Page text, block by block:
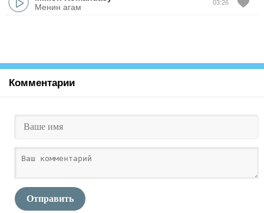
Менин агам
03:26
Комментарии
Отправить